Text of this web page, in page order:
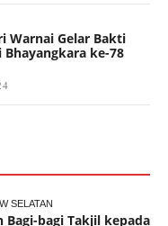
Warnai Gelar Bakti
ke-78
SELATAN
Bagi-bagi Takjil kepada